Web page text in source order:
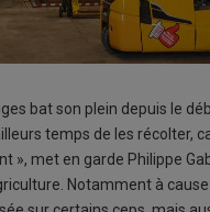
bat son plein depuis le
temps de les récolter,
», met en garde Philippe
Notamment à cause